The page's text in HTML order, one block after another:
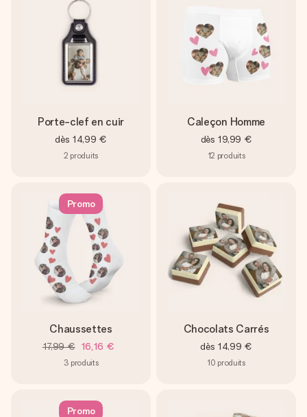
Porte-clef en cuir
dès 14,99 €
2 produits
Caleçon Homme
dès 19,99 €
12 produits
Promo
Chaussettes
17,99 € 16,16 €
3 produits
Chocolats Carrés
dès 14,99 €
10 produits
Promo